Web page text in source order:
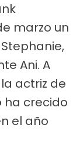
marzo un
Ani. A
actriz de
ha crecido
el año